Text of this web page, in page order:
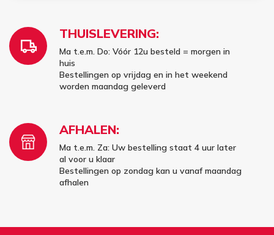
THUISLEVERING:
Ma t.e.m. Do: Vóór 12u besteld = morgen in
huis
Bestellingen op vrijdag en in het weekend
worden maandag geleverd
AFHALEN:
Ma t.e.m. Za: Uw bestelling staat 4 uur later
al voor u klaar
Bestellingen op zondag kan u vanaf maandag
afhalen